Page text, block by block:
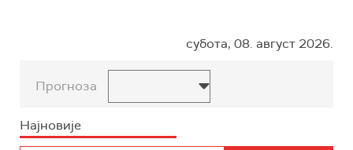
субота, 08. август 2026.
Прогноза
Најновије